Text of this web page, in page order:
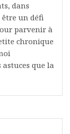
dans
être un défi
parvenir à
chronique
que la